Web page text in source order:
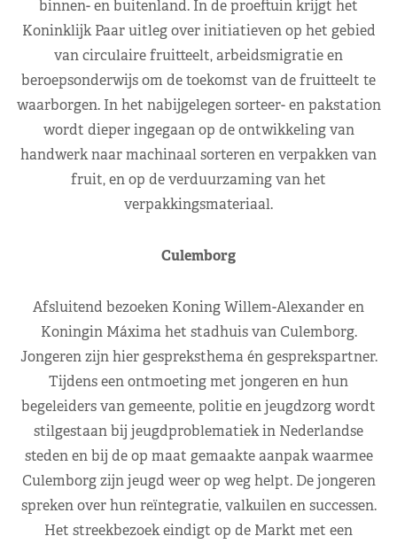
binnen- en buitenland. In de proeftuin krijgt het
Koninklijk Paar uitleg over initiatieven op het gebied
van circulaire fruitteelt, arbeidsmigratie en
beroepsonderwijs om de toekomst van de fruitteelt te
waarborgen. In het nabijgelegen sorteer- en pakstation
wordt dieper ingegaan op de ontwikkeling van
handwerk naar machinaal sorteren en verpakken van
fruit, en op de verduurzaming van het
verpakkingsmateriaal.
Culemborg
Afsluitend bezoeken Koning Willem-Alexander en
Koningin Máxima het stadhuis van Culemborg.
Jongeren zijn hier gespreksthema én gesprekspartner.
Tijdens een ontmoeting met jongeren en hun
begeleiders van gemeente, politie en jeugdzorg wordt
stilgestaan bij jeugdproblematiek in Nederlandse
steden en bij de op maat gemaakte aanpak waarmee
Culemborg zijn jeugd weer op weg helpt. De jongeren
spreken over hun reïntegratie, valkuilen en successen.
Het streekbezoek eindigt op de Markt met een